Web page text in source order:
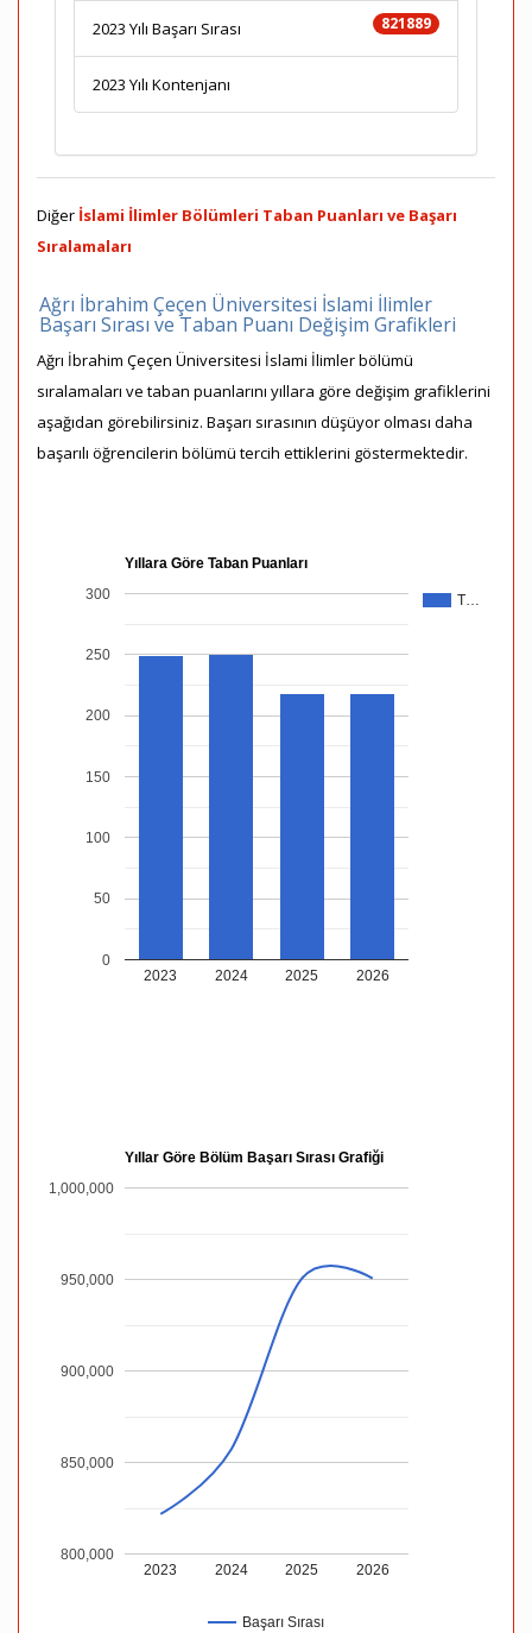
821889
2023 Yılı Başarı Sırası
2023 Yılı Kontenjanı
Diğer İslami İlimler Bölümleri Taban Puanları ve Başarı
Sıralamaları
Ağrı İbrahim Çeçen Üniversitesi İslami İlimler
Başarı Sırası ve Taban Puanı Değişim Grafikleri
Ağrı İbrahim Çeçen Üniversitesi İslami İlimler bölümü
sıralamaları ve taban puanlarını yıllara göre değişim grafiklerini
aşağıdan görebilirsiniz. Başarı sırasının düşüyor olması daha
başarılı öğrencilerin bölümü tercih ettiklerini göstermektedir.
Yıllara Göre Taban Puanları
T…
2023 2024 2025 2026
0
50
100
150
200
250
300
Yıllar Göre Bölüm Başarı Sırası Grafiği
Başarı Sırası
2023 2024 2025 2026
800,000
850,000
900,000
950,000
1,000,000